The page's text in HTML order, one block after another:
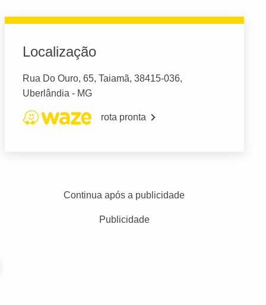
Localização
Rua Do Ouro, 65, Taiamã, 38415-036,
Uberlândia - MG
rota pronta
Continua após a publicidade
Publicidade